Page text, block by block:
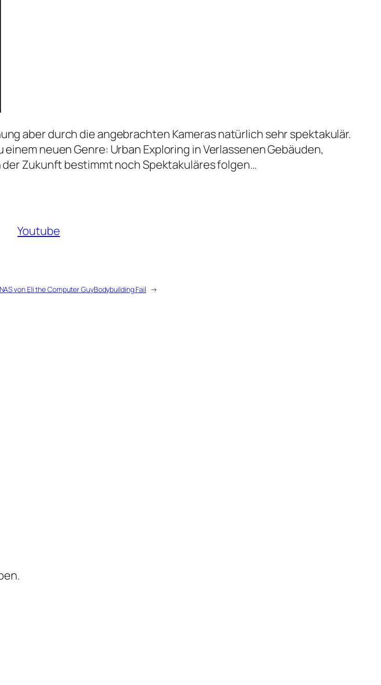
aber durch die angebrachten Kameras natürlich sehr spektakulär.
neuen Genre: Urban Exploring in Verlassenen Gebäuden,
Zukunft bestimmt noch Spektakuläres folgen…
Youtube
von Eli the Computer GuyBodybuilding Fail →